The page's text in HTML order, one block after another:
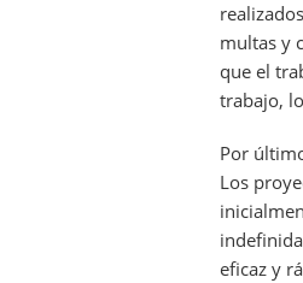
multas y
que el
trabajo,
Por
Los
eficaz y